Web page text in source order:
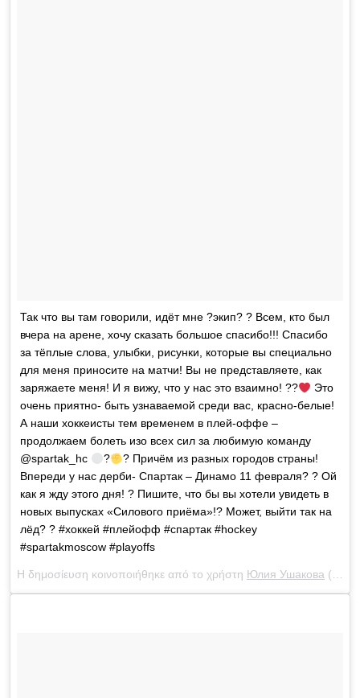
Так что вы там говорили, идёт мне ?экип? ? Всем, кто был
вчера на арене, хочу сказать большое спасибо!!! Спасибо
за тёплые слова, улыбки, рисунки, которые вы специально
для меня приносите на матчи! Вы не представляете, как
заряжаете меня! И я вижу, что у нас это взаимно! ??
Это
очень приятно- быть узнаваемой среди вас, красно-белые!
А наши хоккеисты тем временем в плей-оффе –
продолжаем болеть изо всех сил за любимую команду
@spartak_hc
?
? Причём из разных городов страны!
Впереди у нас дерби- Спартак – Динамо 11 февраля? ? Ой
как я жду этого дня! ? Пишите, что бы вы хотели увидеть в
новых выпусках «Силового приёма»!? Может, выйти так на
лёд? ? #хоккей #плейофф #спартак #hockey
#spartakmoscow #playoffs
Η δημοσίευση κοινοποιήθηκε από το χρήστη Юлия Ушакова (@yulia_ushakova) στις